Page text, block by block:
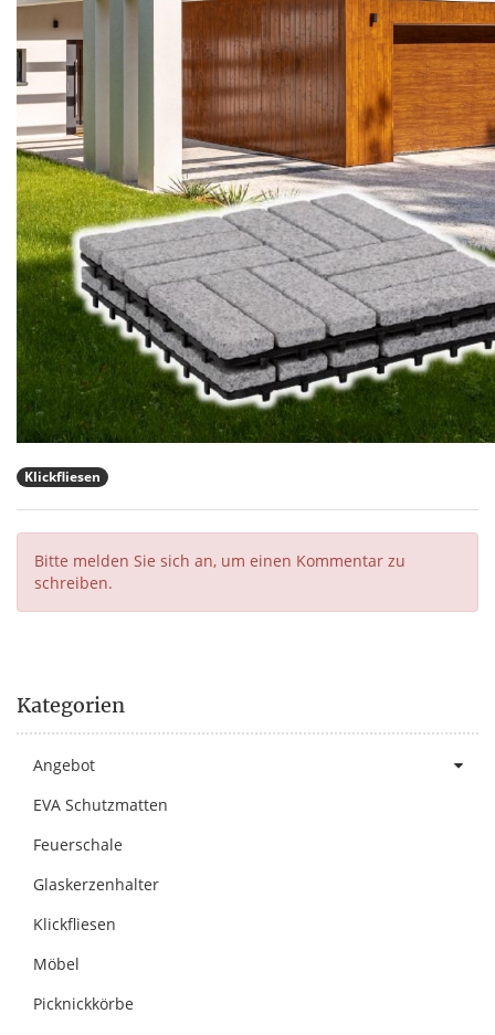
Klickfliesen
Bitte melden Sie sich an, um einen Kommentar zu
schreiben.
Kategorien
Angebot
EVA Schutzmatten
Feuerschale
Glaskerzenhalter
Klickfliesen
Möbel
Picknickkörbe